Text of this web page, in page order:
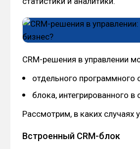
CRM-решения в управлении
отдельного программного
блока, интегрированного
Рассмотрим, в каких случаях
Встроенный CRM-блок